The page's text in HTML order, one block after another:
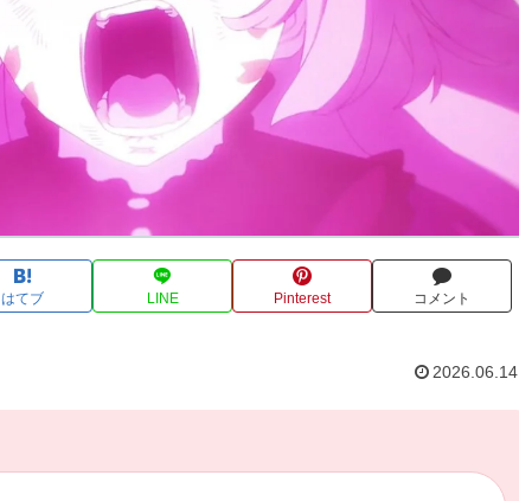
はてブ LINE Pinterest コメント
2026.06.14